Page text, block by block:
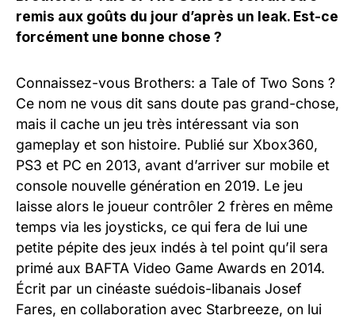
remis aux goûts du jour d’après un leak. Est-ce
forcément une bonne chose ?
Connaissez-vous Brothers: a Tale of Two Sons ?
Ce nom ne vous dit sans doute pas grand-chose,
mais il cache un jeu très intéressant via son
gameplay et son histoire. Publié sur Xbox360,
PS3 et PC en 2013, avant d’arriver sur mobile et
console nouvelle génération en 2019. Le jeu
laisse alors le joueur contrôler 2 frères en même
temps via les joysticks, ce qui fera de lui une
petite pépite des jeux indés à tel point qu’il sera
primé aux BAFTA Video Game Awards en 2014.
Écrit par un cinéaste suédois-libanais Josef
Fares, en collaboration avec Starbreeze, on lui